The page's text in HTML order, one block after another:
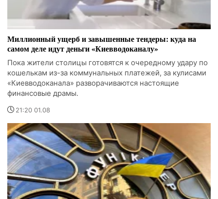
Миллионный ущерб и завышенные тендеры: куда на
самом деле идут деньги «Киевводоканалу»
Пока жители столицы готовятся к очередному удару по
кошелькам из-за коммунальных платежей, за кулисами
«Киевводоканала» разворачиваются настоящие
финансовые драмы.
21:20 01.08